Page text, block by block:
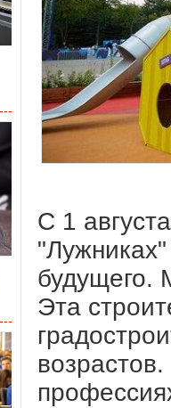
С 1
будущего.
Эта